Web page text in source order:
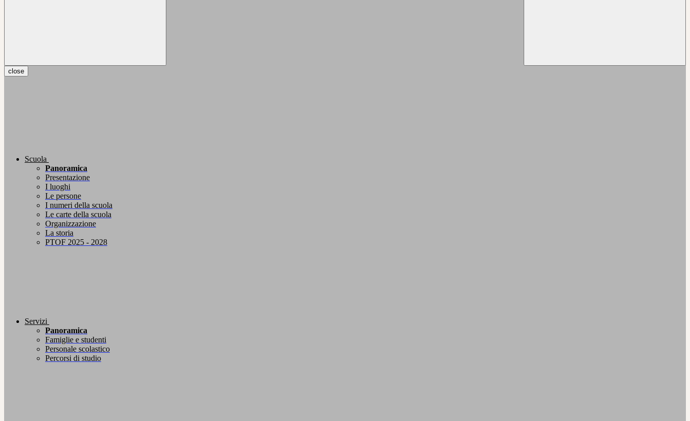
close
Scuola
Panoramica
Presentazione
I luoghi
Le persone
I numeri della scuola
Le carte della scuola
Organizzazione
La storia
PTOF 2025 - 2028
Servizi
Panoramica
Famiglie e studenti
Personale scolastico
Percorsi di studio